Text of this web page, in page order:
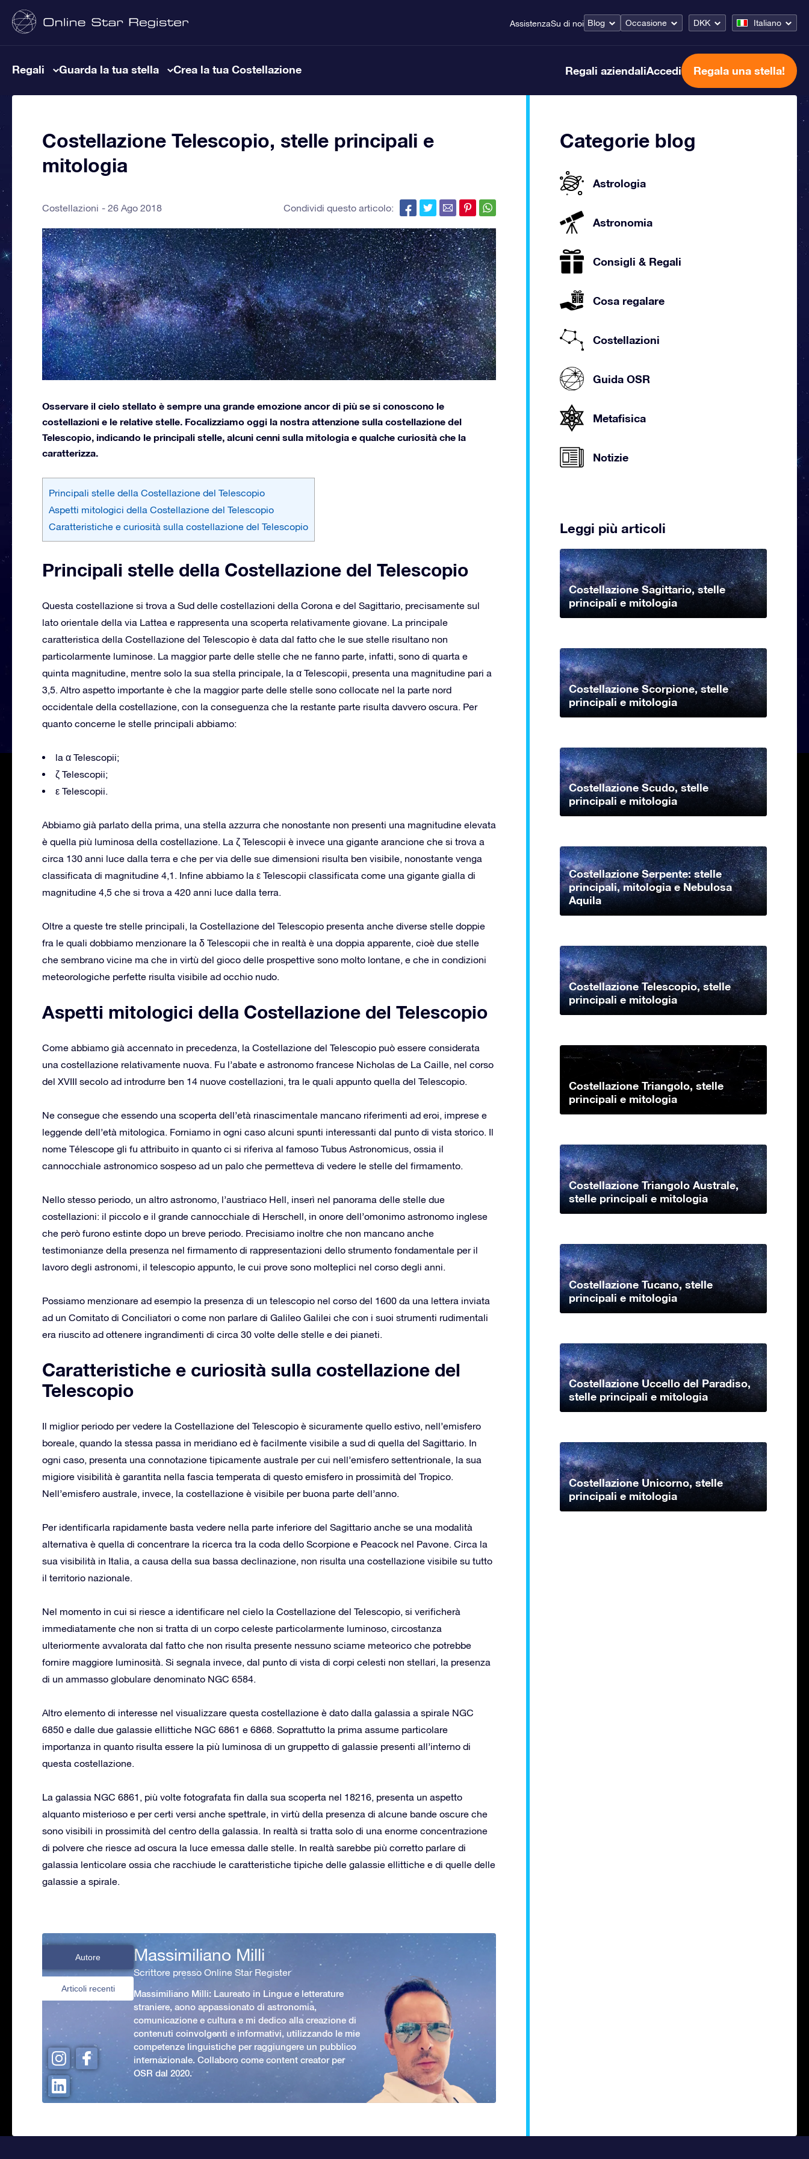
AssistenzaSu di noi Blog Occasione DKK Italiano
Regali Guarda la tua stella Crea la tua Costellazione Regali aziendaliAccedi Regala una stella!
Costellazione Telescopio, stelle principali e
mitologia
Costellazioni 26 Ago 2018 Condividi questo articolo:
Osservare il cielo stellato è sempre una grande emozione ancor di più se si conoscono le
costellazioni e le relative stelle. Focalizziamo oggi la nostra attenzione sulla costellazione del
Telescopio, indicando le principali stelle, alcuni cenni sulla mitologia e qualche curiosità che la
caratterizza.
Principali stelle della Costellazione del Telescopio
Aspetti mitologici della Costellazione del Telescopio
Caratteristiche e curiosità sulla costellazione del Telescopio
Principali stelle della Costellazione del Telescopio
Questa costellazione si trova a Sud delle costellazioni della Corona e del Sagittario, precisamente sul
lato orientale della via Lattea e rappresenta una scoperta relativamente giovane. La principale
caratteristica della Costellazione del Telescopio è data dal fatto che le sue stelle risultano non
particolarmente luminose. La maggior parte delle stelle che ne fanno parte, infatti, sono di quarta e
quinta magnitudine, mentre solo la sua stella principale, la α Telescopii, presenta una magnitudine pari a
3,5. Altro aspetto importante è che la maggior parte delle stelle sono collocate nel la parte nord
occidentale della costellazione, con la conseguenza che la restante parte risulta davvero oscura. Per
quanto concerne le stelle principali abbiamo:
la α Telescopii;
ζ Telescopii;
ε Telescopii.
Abbiamo già parlato della prima, una stella azzurra che nonostante non presenti una magnitudine elevata
è quella più luminosa della costellazione. La ζ Telescopii è invece una gigante arancione che si trova a
circa 130 anni luce dalla terra e che per via delle sue dimensioni risulta ben visibile, nonostante venga
classificata di magnitudine 4,1. Infine abbiamo la ε Telescopii classificata come una gigante gialla di
magnitudine 4,5 che si trova a 420 anni luce dalla terra.
Oltre a queste tre stelle principali, la Costellazione del Telescopio presenta anche diverse stelle doppie
fra le quali dobbiamo menzionare la δ Telescopii che in realtà è una doppia apparente, cioè due stelle
che sembrano vicine ma che in virtù del gioco delle prospettive sono molto lontane, e che in condizioni
meteorologiche perfette risulta visibile ad occhio nudo.
Aspetti mitologici della Costellazione del Telescopio
Come abbiamo già accennato in precedenza, la Costellazione del Telescopio può essere considerata
una costellazione relativamente nuova. Fu l’abate e astronomo francese Nicholas de La Caille, nel corso
del XVIII secolo ad introdurre ben 14 nuove costellazioni, tra le quali appunto quella del Telescopio.
Ne consegue che essendo una scoperta dell’età rinascimentale mancano riferimenti ad eroi, imprese e
leggende dell’età mitologica. Forniamo in ogni caso alcuni spunti interessanti dal punto di vista storico. Il
nome Télescope gli fu attribuito in quanto ci si riferiva al famoso Tubus Astronomicus, ossia il
cannocchiale astronomico sospeso ad un palo che permetteva di vedere le stelle del firmamento.
Nello stesso periodo, un altro astronomo, l’austriaco Hell, inserì nel panorama delle stelle due
costellazioni: il piccolo e il grande cannocchiale di Herschell, in onore dell’omonimo astronomo inglese
che però furono estinte dopo un breve periodo. Precisiamo inoltre che non mancano anche
testimonianze della presenza nel firmamento di rappresentazioni dello strumento fondamentale per il
lavoro degli astronomi, il telescopio appunto, le cui prove sono molteplici nel corso degli anni.
Possiamo menzionare ad esempio la presenza di un telescopio nel corso del 1600 da una lettera inviata
ad un Comitato di Conciliatori o come non parlare di Galileo Galilei che con i suoi strumenti rudimentali
era riuscito ad ottenere ingrandimenti di circa 30 volte delle stelle e dei pianeti.
Caratteristiche e curiosità sulla costellazione del
Telescopio
Il miglior periodo per vedere la Costellazione del Telescopio è sicuramente quello estivo, nell’emisfero
boreale, quando la stessa passa in meridiano ed è facilmente visibile a sud di quella del Sagittario. In
ogni caso, presenta una connotazione tipicamente australe per cui nell’emisfero settentrionale, la sua
migiore visibilità è garantita nella fascia temperata di questo emisfero in prossimità del Tropico.
Nell’emisfero australe, invece, la costellazione è visibile per buona parte dell’anno.
Per identificarla rapidamente basta vedere nella parte inferiore del Sagittario anche se una modalità
alternativa è quella di concentrare la ricerca tra la coda dello Scorpione e Peacock nel Pavone. Circa la
sua visibilità in Italia, a causa della sua bassa declinazione, non risulta una costellazione visibile su tutto
il territorio nazionale.
Nel momento in cui si riesce a identificare nel cielo la Costellazione del Telescopio, si verificherà
immediatamente che non si tratta di un corpo celeste particolarmente luminoso, circostanza
ulteriormente avvalorata dal fatto che non risulta presente nessuno sciame meteorico che potrebbe
fornire maggiore luminosità. Si segnala invece, dal punto di vista di corpi celesti non stellari, la presenza
di un ammasso globulare denominato NGC 6584.
Altro elemento di interesse nel visualizzare questa costellazione è dato dalla galassia a spirale NGC
6850 e dalle due galassie ellittiche NGC 6861 e 6868. Soprattutto la prima assume particolare
importanza in quanto risulta essere la più luminosa di un gruppetto di galassie presenti all’interno di
questa costellazione.
La galassia NGC 6861, più volte fotografata fin dalla sua scoperta nel 18216, presenta un aspetto
alquanto misterioso e per certi versi anche spettrale, in virtù della presenza di alcune bande oscure che
sono visibili in prossimità del centro della galassia. In realtà si tratta solo di una enorme concentrazione
di polvere che riesce ad oscura la luce emessa dalle stelle. In realtà sarebbe più corretto parlare di
galassia lenticolare ossia che racchiude le caratteristiche tipiche delle galassie ellittiche e di quelle delle
galassie a spirale.
Autore
Articoli recenti
Massimiliano Milli
Scrittore presso Online Star Register
Massimiliano Milli: Laureato in Lingue e letterature
straniere, aono appassionato di astronomia,
comunicazione e cultura e mi dedico alla creazione di
contenuti coinvolgenti e informativi, utilizzando le mie
competenze linguistiche per raggiungere un pubblico
internazionale. Collaboro come content creator per
OSR dal 2020.
Categorie blog
Astrologia
Astronomia
Consigli & Regali
Cosa regalare
Costellazioni
Guida OSR
Metafisica
Notizie
Leggi più articoli
Costellazione Sagittario, stelle
principali e mitologia
Costellazione Scorpione, stelle
principali e mitologia
Costellazione Scudo, stelle
principali e mitologia
Costellazione Serpente: stelle
principali, mitologia e Nebulosa
Aquila
Costellazione Telescopio, stelle
principali e mitologia
Costellazione Triangolo, stelle
principali e mitologia
Costellazione Triangolo Australe,
stelle principali e mitologia
Costellazione Tucano, stelle
principali e mitologia
Costellazione Uccello del Paradiso,
stelle principali e mitologia
Costellazione Unicorno, stelle
principali e mitologia